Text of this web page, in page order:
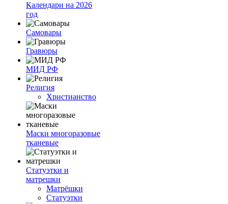
Календари на 2026
год
Самовары
Гравюры
МИД РФ
Религия
Христианство
Маски многоразовые
тканевые
Статуэтки и
матрешки
Матрёшки
Статуэтки